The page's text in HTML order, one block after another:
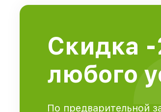
Скидка
любого
По предварительной